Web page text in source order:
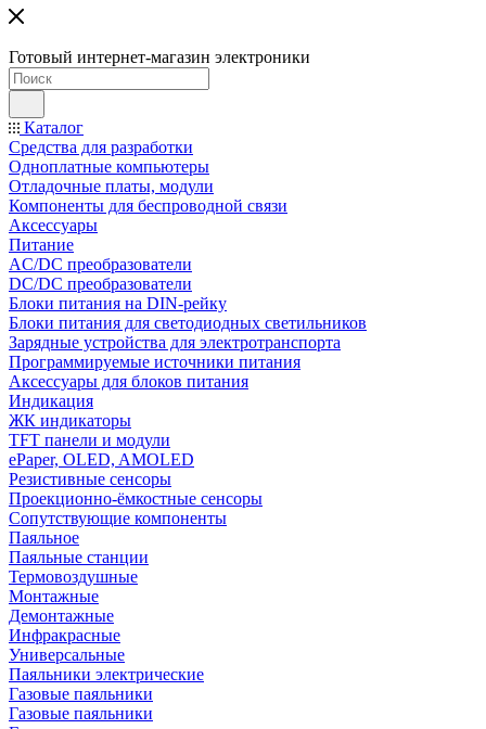
Готовый интернет-магазин электроники
Каталог
Средства для разработки
Одноплатные компьютеры
Отладочные платы, модули
Компоненты для беспроводной связи
Аксессуары
Питание
AC/DC преобразователи
DC/DC преобразователи
Блоки питания на DIN-рейку
Блоки питания для светодиодных светильников
Зарядные устройства для электротранспорта
Программируемые источники питания
Аксессуары для блоков питания
Индикация
ЖК индикаторы
TFT панели и модули
ePaper, OLED, AMOLED
Резистивные сенсоры
Проекционно-ёмкостные сенсоры
Сопутствующие компоненты
Паяльное
Паяльные станции
Термовоздушные
Монтажные
Демонтажные
Инфракрасные
Универсальные
Паяльники электрические
Газовые паяльники
Газовые паяльники